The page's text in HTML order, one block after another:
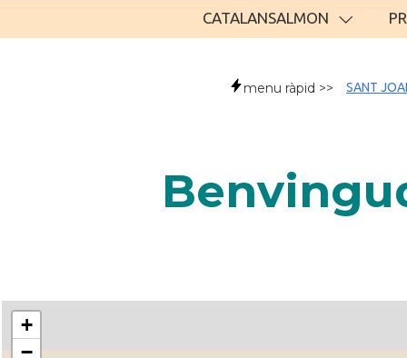
CATALANSALMON
menu ràpid >> SANT
+
−